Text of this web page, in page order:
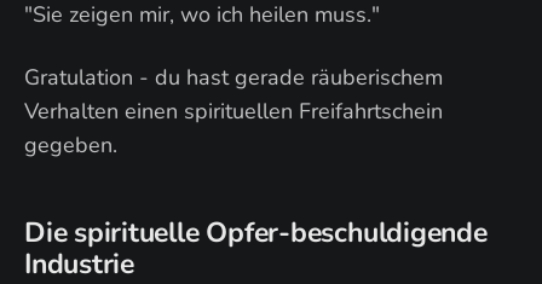
"Sie zeigen mir, wo ich heilen muss."
Gratulation - du hast gerade räuberischem
Verhalten einen spirituellen Freifahrtschein
gegeben.
Die spirituelle Opfer-beschuldigende
Industrie